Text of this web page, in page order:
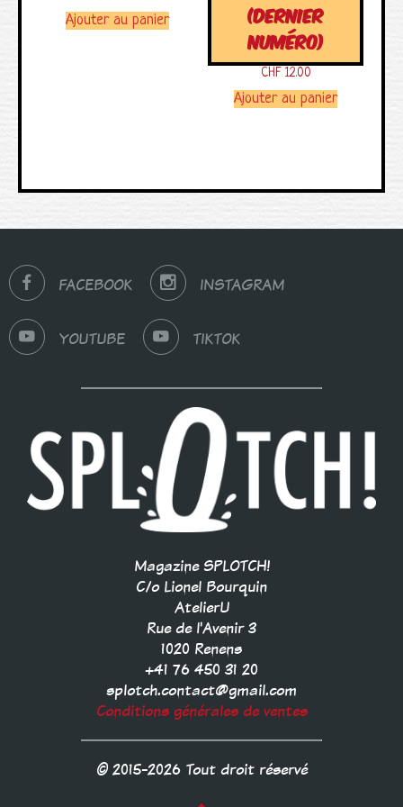
Ajouter au panier
(DERNIER
NUMÉRO)
CHF12.00
Ajouter au panier
FACEBOOK INSTAGRAM
YOUTUBE TIKTOK
Magazine SPLOTCH!
C/o Lionel Bourquin
AtelierU
Rue de l'Avenir 3
1020 Renens
+41 76 450 31 20
splotch.contact@gmail.com
Conditions générales de ventes
© 2015-2026 Tout droit réservé